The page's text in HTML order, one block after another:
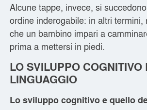
Alcune tappe, invece, si
ordine inderogabile: in altri termini,
che un bambino impari a
prima a mettersi in piedi.
LO SVILUPPO COGNITIVO
LINGUAGGIO
Lo sviluppo cognitivo e quello